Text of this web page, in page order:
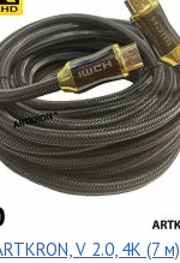
V 2.0, 4K (7 м)